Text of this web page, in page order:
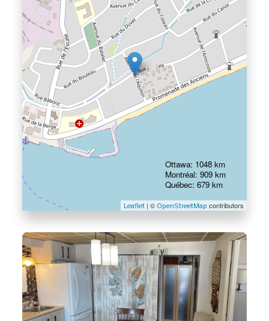
Leaflet| © OpenStreetMap contributors
Ottawa: 1048 km
Montréal: 909 km
Québec: 679 km